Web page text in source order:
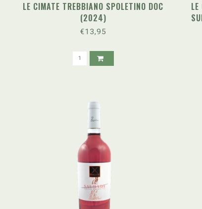
LE CIMATE TREBBIANO SPOLETINO DOC
(2024)
€13,95